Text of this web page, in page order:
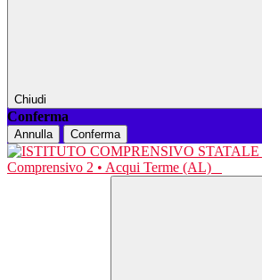
Chiudi
Conferma
Annulla Conferma
Comprensivo 2 • Acqui Terme (AL)